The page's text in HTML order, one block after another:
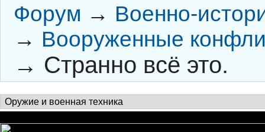
Форум → Военно-
→ Вооруженные
→ Странно всё это.